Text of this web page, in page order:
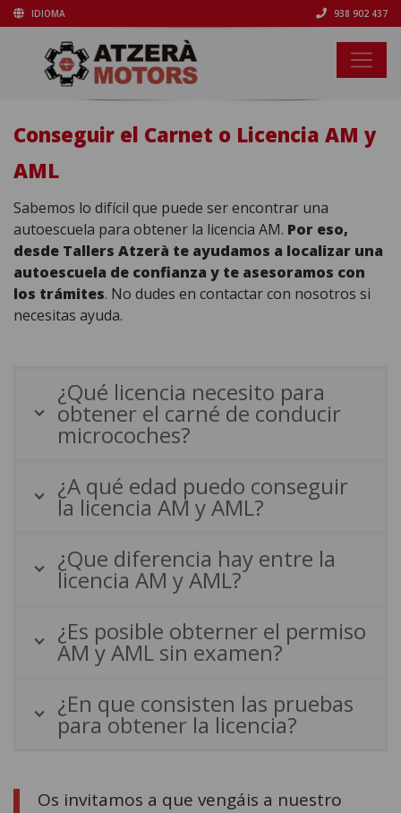
IDIOMA 938 902 437
Conseguir el Carnet o Licencia AM y
AML
Sabemos lo difícil que puede ser encontrar una
autoescuela para obtener la licencia AM. Por eso,
desde Tallers Atzerà te ayudamos a localizar una
autoescuela de confianza y te asesoramos con
los trámites. No dudes en contactar con nosotros si
necesitas ayuda.
¿Qué licencia necesito para
obtener el carné de conducir
microcoches?
¿A qué edad puedo conseguir
la licencia AM y AML?
¿Que diferencia hay entre la
licencia AM y AML?
¿Es posible obterner el permiso
AM y AML sin examen?
¿En que consisten las pruebas
para obtener la licencia?
Os invitamos a que vengáis a nuestro